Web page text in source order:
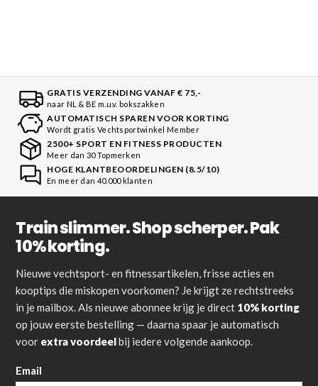
GRATIS VERZENDING VANAF € 75,-
naar NL & BE m.u.v. bokszakken
AUTOMATISCH SPAREN VOOR KORTING
Wordt gratis Vechtsportwinkel Member
2500+ SPORT EN FITNESS PRODUCTEN
Meer dan 30 Topmerken
HOGE KLANTBEOORDELINGEN (8.5/10)
En meer dan 40.000 klanten
Train slimmer. Shop scherper. Pak
10% korting.
Nieuwe vechtsport- en fitnessartikelen, frisse acties en
kooptips die miskopen voorkomen? Je krijgt ze rechtstreeks
in je mailbox. Als nieuwe abonnee krijg je direct 10% korting
op jouw eerste bestelling — daarna spaar je automatisch
voor extra voordeelbij iedere volgende aankoop.
Email